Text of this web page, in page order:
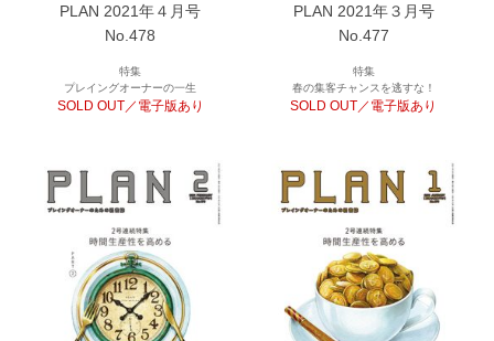
PLAN 2021年４月号
No.478
特集
プレイングオーナーの一生
SOLD OUT／電子版あり
PLAN 2021年３月号
No.477
特集
春の集客チャンスを逃すな！
SOLD OUT／電子版あり